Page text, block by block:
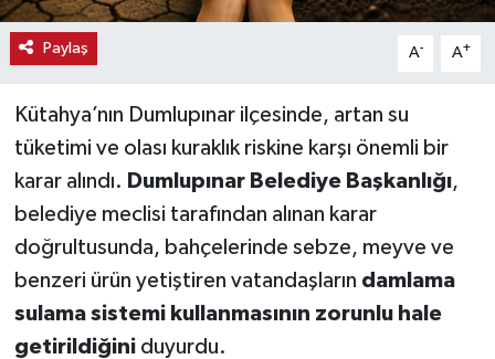
Paylaş A- A+
Kütahya’nın Dumlupınar ilçesinde, artan su
tüketimi ve olası kuraklık riskine karşı önemli bir
karar alındı. Dumlupınar Belediye Başkanlığı,
belediye meclisi tarafından alınan karar
doğrultusunda, bahçelerinde sebze, meyve ve
benzeri ürün yetiştiren vatandaşların damlama
sulama sistemi kullanmasının zorunlu hale
getirildiğiniduyurdu.
Sağlık
Seri İlan
Siyaset
Spor
Teknoloji